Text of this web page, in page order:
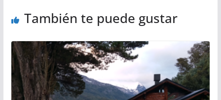
También te puede gustar